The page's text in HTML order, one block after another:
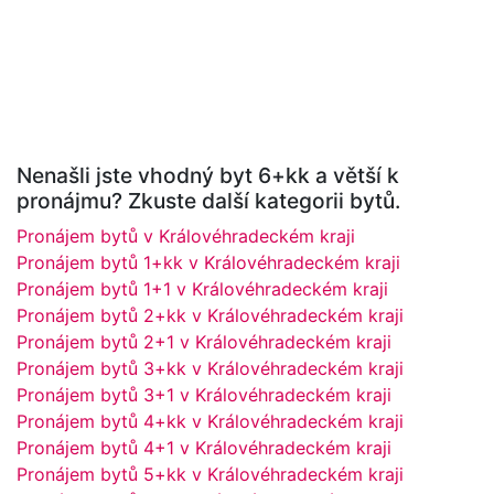
Nenašli jste vhodný byt 6+kk a větší k
pronájmu? Zkuste další kategorii bytů.
Pronájem bytů v Královéhradeckém kraji
Pronájem bytů 1+kk v Královéhradeckém kraji
Pronájem bytů 1+1 v Královéhradeckém kraji
Pronájem bytů 2+kk v Královéhradeckém kraji
Pronájem bytů 2+1 v Královéhradeckém kraji
Pronájem bytů 3+kk v Královéhradeckém kraji
Pronájem bytů 3+1 v Královéhradeckém kraji
Pronájem bytů 4+kk v Královéhradeckém kraji
Pronájem bytů 4+1 v Královéhradeckém kraji
Pronájem bytů 5+kk v Královéhradeckém kraji